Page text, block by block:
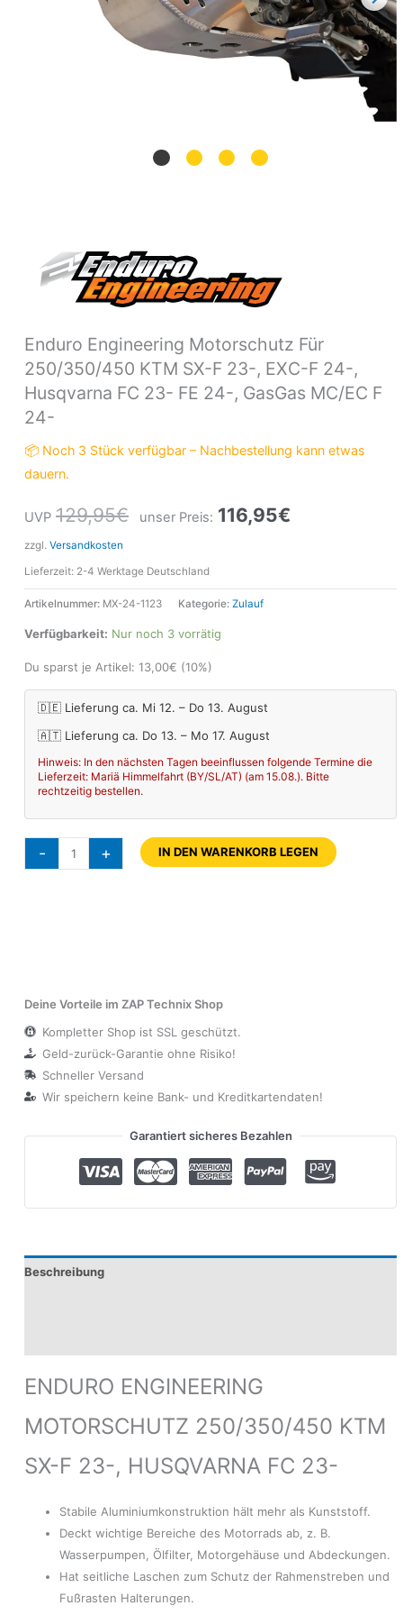
Enduro Engineering Motorschutz Für
250/350/450 KTM SX-F 23-, EXC-F 24-,
Husqvarna FC 23- FE 24-, GasGas MC/EC F
24-
📦 Noch 3 Stück verfügbar – Nachbestellung kann etwas
dauern.
UVP 129,95€ unser Preis: 116,95€
zzgl. Versandkosten
Lieferzeit: 2-4 Werktage Deutschland
Artikelnummer: MX-24-1123 Kategorie: Zulauf
Verfügbarkeit: Nur noch 3 vorrätig
Du sparst je Artikel: 13,00€ (10%)
🇩🇪 Lieferung ca. Mi 12. – Do 13. August
🇦🇹 Lieferung ca. Do 13. – Mo 17. August
Hinweis: In den nächsten Tagen beeinflussen folgende Termine die
Lieferzeit: Mariä Himmelfahrt (BY/SL/AT) (am 15.08.). Bitte
rechtzeitig bestellen.
-
Menge
+ IN DEN WARENKORB LEGEN
Deine Vorteile im ZAP Technix Shop
Kompletter Shop ist SSL geschützt.
Geld-zurück-Garantie ohne Risiko!
Schneller Versand
Wir speichern keine Bank- und Kreditkartendaten!
Garantiert sicheres Bezahlen
Beschreibung
ENDURO ENGINEERING
MOTORSCHUTZ 250/350/450 KTM
SX-F 23-, HUSQVARNA FC 23-
Stabile Aluminiumkonstruktion hält mehr als Kunststoff.
Deckt wichtige Bereiche des Motorrads ab, z. B.
Wasserpumpen, Ölfilter, Motorgehäuse und Abdeckungen.
Hat seitliche Laschen zum Schutz der Rahmenstreben und
Fußrasten Halterungen.